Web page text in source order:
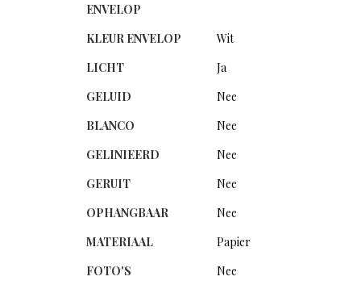
ENVELOP
KLEUR ENVELOP
Wit
LICHT
Ja
GELUID
Nee
BLANCO
Nee
GELINIEERD
Nee
GERUIT
Nee
OPHANGBAAR
Nee
MATERIAAL
Papier
FOTO'S
Nee